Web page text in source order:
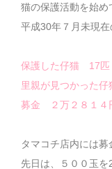
猫の保護活動を始め
平成30年７月未現在
保護した仔猫 17匹
里親が見つかった
募金 ２万２８１４
タマコチ店内には募
先日は、５００玉